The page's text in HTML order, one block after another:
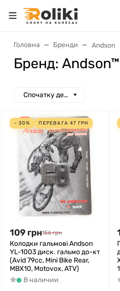
Головна Бренди Andson
Бренд: Andson™
Спочатку дешеві
- 30% ПЕРЕВАГА47 ГРН
109 грн156 грн
Колодки гальмові Andson
YL-1003 диск. гальмо до-кт
(Avid 79cc, Mini Bike Rear,
MBX10, Motovox, ATV)
В наличии